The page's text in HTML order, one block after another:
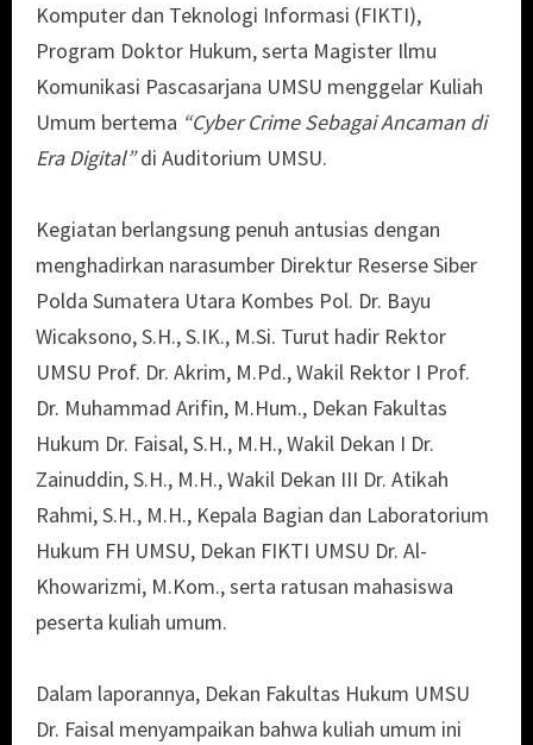
Komputer dan Teknologi Informasi (FIKTI),
Program Doktor Hukum, serta Magister Ilmu
Komunikasi Pascasarjana UMSU menggelar Kuliah
Umum bertema “Cyber Crime Sebagai Ancaman di
Era Digital”di Auditorium UMSU.
Kegiatan berlangsung penuh antusias dengan
menghadirkan narasumber Direktur Reserse Siber
Polda Sumatera Utara Kombes Pol. Dr. Bayu
Wicaksono, S.H., S.IK., M.Si. Turut hadir Rektor
UMSU Prof. Dr. Akrim, M.Pd., Wakil Rektor I Prof.
Dr. Muhammad Arifin, M.Hum., Dekan Fakultas
Hukum Dr. Faisal, S.H., M.H., Wakil Dekan I Dr.
Zainuddin, S.H., M.H., Wakil Dekan III Dr. Atikah
Rahmi, S.H., M.H., Kepala Bagian dan Laboratorium
Hukum FH UMSU, Dekan FIKTI UMSU Dr. Al-
Khowarizmi, M.Kom., serta ratusan mahasiswa
peserta kuliah umum.
Dalam laporannya, Dekan Fakultas Hukum UMSU
Dr. Faisal menyampaikan bahwa kuliah umum ini